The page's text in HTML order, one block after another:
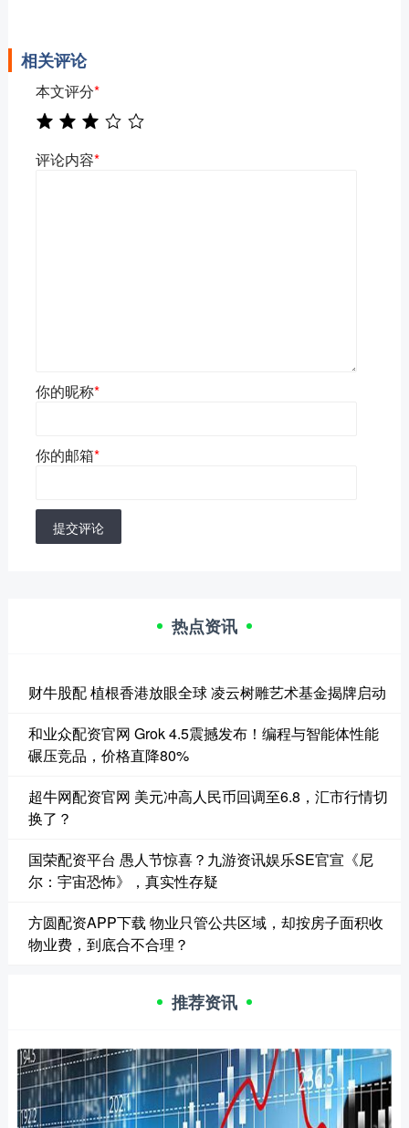
相关评论
本文评分*
评论内容*
你的昵称*
你的邮箱*
提交评论
热点资讯
财牛股配 植根香港放眼全球 凌云树雕艺术基金揭牌启动
和业众配资官网 Grok 4.5震撼发布！编程与智能体性能
碾压竞品，价格直降80%
超牛网配资官网 美元冲高人民币回调至6.8，汇市行情切
换了？
国荣配资平台 愚人节惊喜？九游资讯娱乐SE官宣《尼
尔：宇宙恐怖》，真实性存疑
方圆配资APP下载 物业只管公共区域，却按房子面积收
物业费，到底合不合理？
推荐资讯